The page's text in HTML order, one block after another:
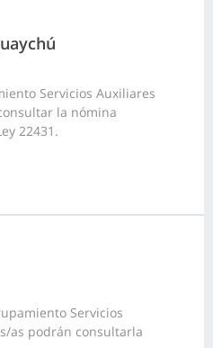
Servicios Auxiliares
la nómina
22431.
Servicios
as podrán consultarla